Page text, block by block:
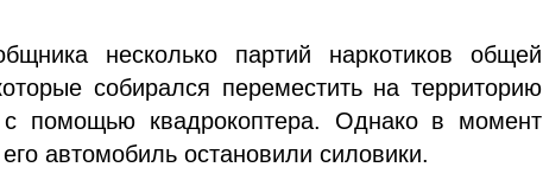
несколько партий наркотиков общей
собирался переместить на территорию
с помощью квадрокоптера. Однако в момент
автомобиль остановили силовики.